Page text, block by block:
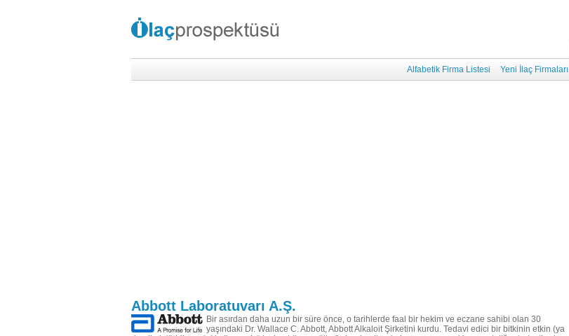
Alfabetik Firma Listesi Yeni İlaç Firmaları
Abbott Laboratuvarı A.Ş.
Bir asırdan daha uzun bir süre önce, o tarihlerde faal bir hekim ve eczane sahibi olan 30
yaşındaki Dr. Wallace C. Abbott, Abbott Alkaloit Şirketini kurdu. Tedavi edici bir bitkinin etkin (ya